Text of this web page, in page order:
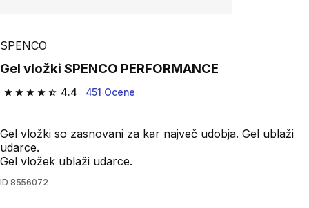
SPENCO
Gel vložki SPENCO PERFORMANCE
4.4
4.4 od 5 zvezdic from 451 ocene
451 Ocene
Gel vložki so zasnovani za kar največ udobja. Gel ublaži
udarce.
Gel vložek ublaži udarce.
ID 8556072